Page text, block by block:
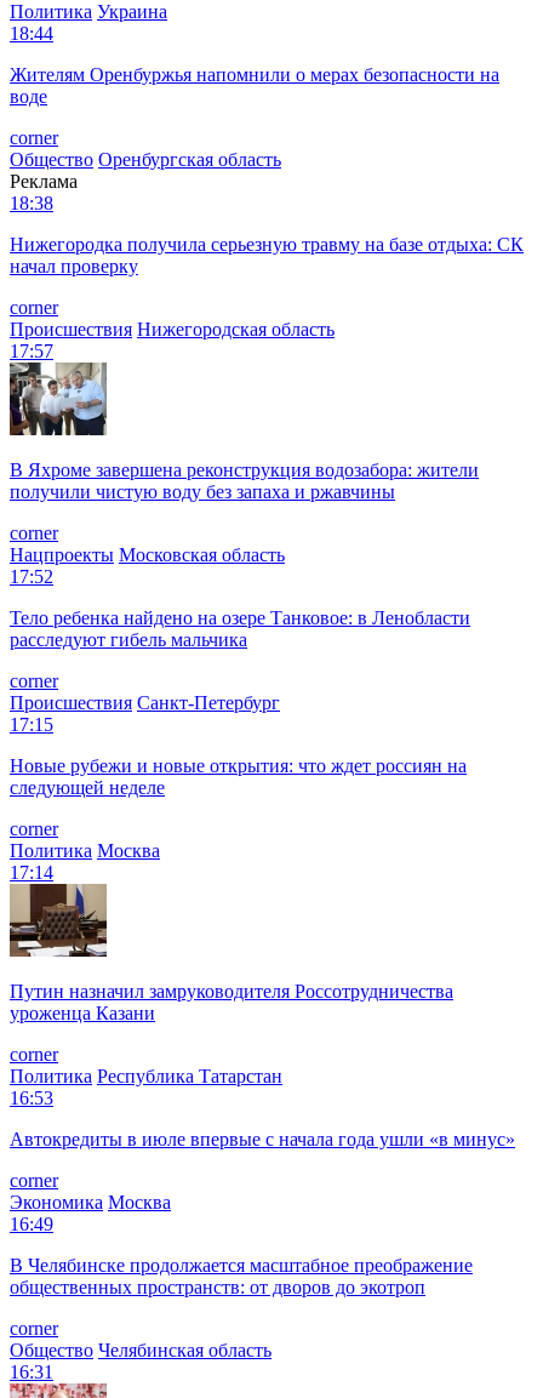
Политика Украина
18:44
Жителям Оренбуржья напомнили о мерах безопасности на
воде
corner
Общество Оренбургская область
Реклама
18:38
Нижегородка получила серьезную травму на базе отдыха: СК
начал проверку
corner
Происшествия Нижегородская область
17:57
В Яхроме завершена реконструкция водозабора: жители
получили чистую воду без запаха и ржавчины
corner
Нацпроекты Московская область
17:52
Тело ребенка найдено на озере Танковое: в Ленобласти
расследуют гибель мальчика
corner
Происшествия Санкт-Петербург
17:15
Новые рубежи и новые открытия: что ждет россиян на
следующей неделе
corner
Политика Москва
17:14
Путин назначил замруководителя Россотрудничества
уроженца Казани
corner
Политика Республика Татарстан
16:53
Автокредиты в июле впервые с начала года ушли «в минус»
corner
Экономика Москва
16:49
В Челябинске продолжается масштабное преображение
общественных пространств: от дворов до экотроп
corner
Общество Челябинская область
16:31